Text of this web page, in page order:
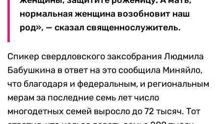
нормальная женщина возобновит наш
род», — сказал священнослужитель.
Спикер свердловского заксобрания Людмила
Бабушкина в ответ на это сообщила Миняйло,
что благодаря и федеральным, и региональным
мерам за последние семь лет число
многодетных семей выросло до 72 тысяч. Тот